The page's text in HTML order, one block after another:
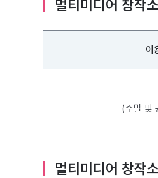
멀티미디어 창작
이
(주말 및
멀티미디어 창작